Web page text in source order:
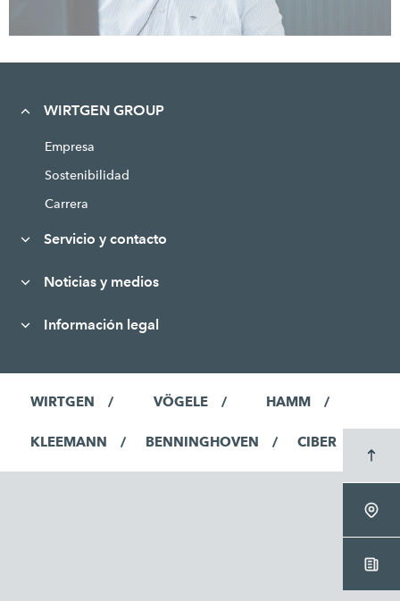
WIRTGEN GROUP
Empresa
Sostenibilidad
Carrera
Servicio y contacto
Noticias y medios
Información legal
WIRTGEN VÖGELE HAMM
KLEEMANN BENNINGHOVEN CIBER